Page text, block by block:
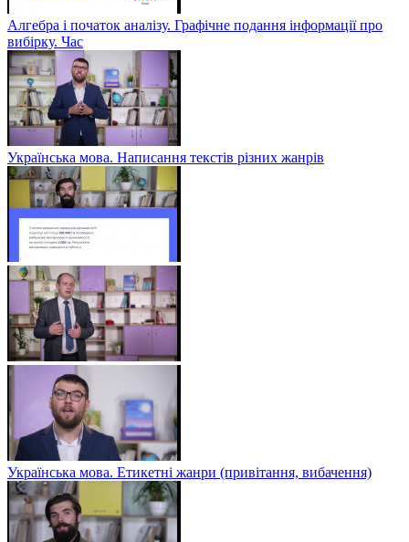
Алгебра і початок аналізу. Графічне подання інформації про
вибірку. Час
Українська мова. Написання текстів різних жанрів
Українська мова. Етикетні жанри (привітання, вибачення)